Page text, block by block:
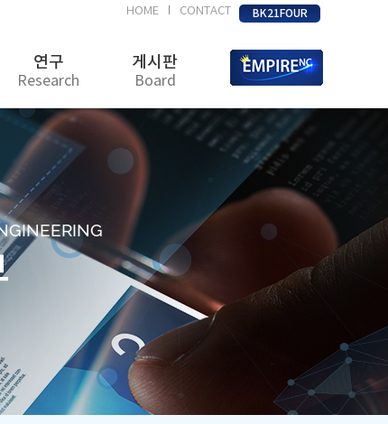
HOME CONTACT BK21FOUR
연구
Research
게시판
Board